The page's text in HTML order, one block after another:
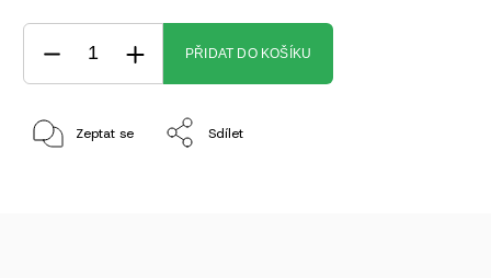
PŘIDAT DO KOŠÍKU
Zeptat se Sdílet